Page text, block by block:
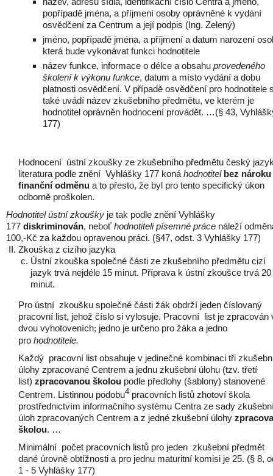
popřípadě jména, a příjmení osoby oprávněné k vydání
osvědčení za Centrum a její podpis (Ing. Zelený)
jméno, popřípadě jména, a příjmení a datum narození
která bude vykonávat funkci hodnotitele
název funkce, informace o délce a obsahu provedeného
školení k výkonu funkce, datum a místo vydání a dobu
platnosti osvědčení. V případě osvědčení pro hodnotitele
také uvádí název zkušebního předmětu, ve kterém je
hodnotitel oprávněn hodnocení provádět. …(§ 43,
177)
Hodnocení ústní zkoušky ze zkušebního předmětu český
literatura podle znění Vyhlášky 177 koná hodnotitel bez nároku
finanční odměnu a to přesto, že byl pro tento specifický úkon
odborně proškolen.
Hodnotitel ústní zkoušky je tak podle znění Vyhlášky
177 diskriminován, neboť hodnotiteli písemné práce náleží
100,-Kč za každou opravenou práci. (§47, odst. 3 Vyhlášky 177)
II. Zkouška z cizího jazyka
Ústní zkouška společné části ze zkušebního předmětu cizí
jazyk trvá nejdéle 15 minut. Příprava k ústní zkoušce trvá 20
minut.
Pro ústní zkoušku společné části žák obdrží jeden číslovaný
pracovní list, jehož číslo si vylosuje. Pracovní list je zpracován
dvou vyhotoveních; jedno je určeno pro žáka a jedno
pro hodnotitele.
Každý pracovní list obsahuje v jedinečné kombinaci tři
úlohy zpracované Centrem a jednu zkušební úlohu (tzv. třetí
list) zpracovanou školou podle předlohy (šablony) stanovené
Centrem. Listinnou podobu4 pracovních listů zhotoví škola
prostřednictvím informačního systému Centra ze sady
úloh zpracovaných Centrem a z jedné zkušební úlohy
školou. …
Minimální počet pracovních listů pro jeden zkušební předmět
dané úrovně obtížnosti a pro jednu maturitní komisi je 25. (§ 8,
1 - 5 Vyhlášky 177)